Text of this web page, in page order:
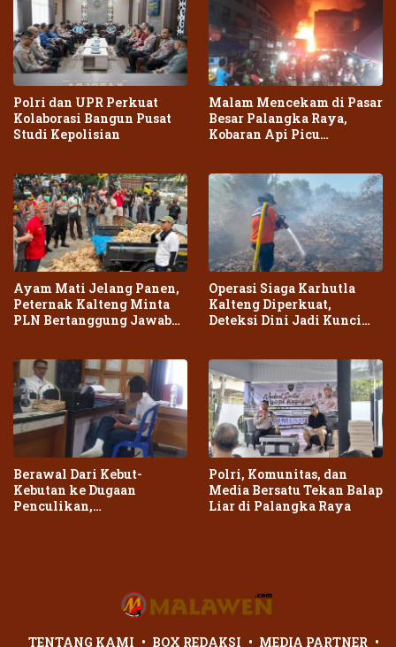
Polri dan UPR Perkuat
Kolaborasi Bangun Pusat
Studi Kepolisian
Malam Mencekam di Pasar
Besar Palangka Raya,
Kobaran Api Picu
Ayam Mati Jelang Panen,
Peternak Kalteng Minta
PLN Bertanggung Jawab
Operasi Siaga Karhutla
Kalteng Diperkuat,
Deteksi Dini Jadi Kunci
Berawal Dari Kebut-
Kebutan ke Dugaan
Penculikan,
Polri, Komunitas, dan
Media Bersatu Tekan Balap
Liar di Palangka Raya
TENTANG KAMI BOX REDAKSI MEDIA PARTNER